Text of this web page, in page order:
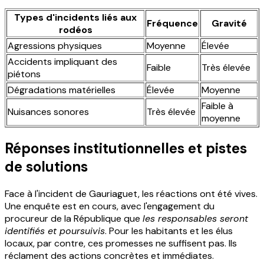
Types d'incidents liés aux
rodéos
Fréquence
Gravité
Agressions physiques
Moyenne
Élevée
Accidents impliquant des
piétons
Faible
Très élevée
Dégradations matérielles
Élevée
Moyenne
Nuisances sonores
Très élevée Faible à
moyenne
Réponses institutionnelles et pistes
de solutions
Face à l'incident de Gauriaguet, les réactions ont été vives.
Une enquête est en cours, avec l'engagement du
procureur de la République que les responsables seront
identifiés et poursuivis. Pour les habitants et les élus
locaux, par contre, ces promesses ne suffisent pas. Ils
réclament des actions concrètes et immédiates.